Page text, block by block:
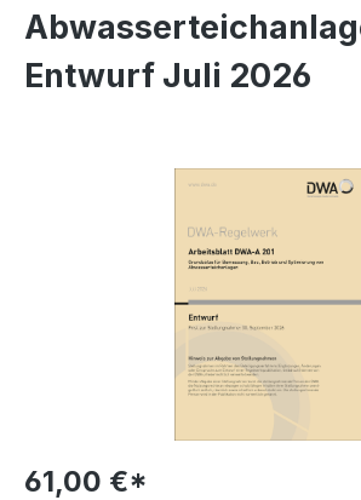
Entwurf Juli 2026
Bildergalerie überspringen
61,00 €*